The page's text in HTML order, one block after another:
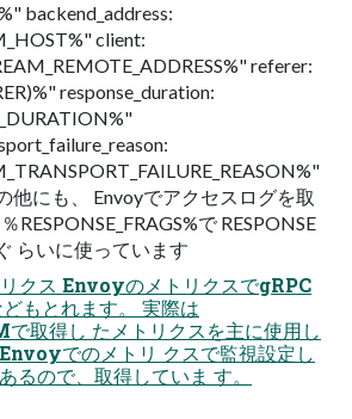
backend_address:
client:
referer:
response_duration:
他にも、 Envoyでアクセスログを取
RESPONSE_FRAGS%で RESPONSE
らいに使っています
クス EnvoyのメトリクスでgRPC
もとれます。 実際は
取得し たメトリクスを主に使用し
でのメトリ クスで監視設定し
るので、取得していま す。